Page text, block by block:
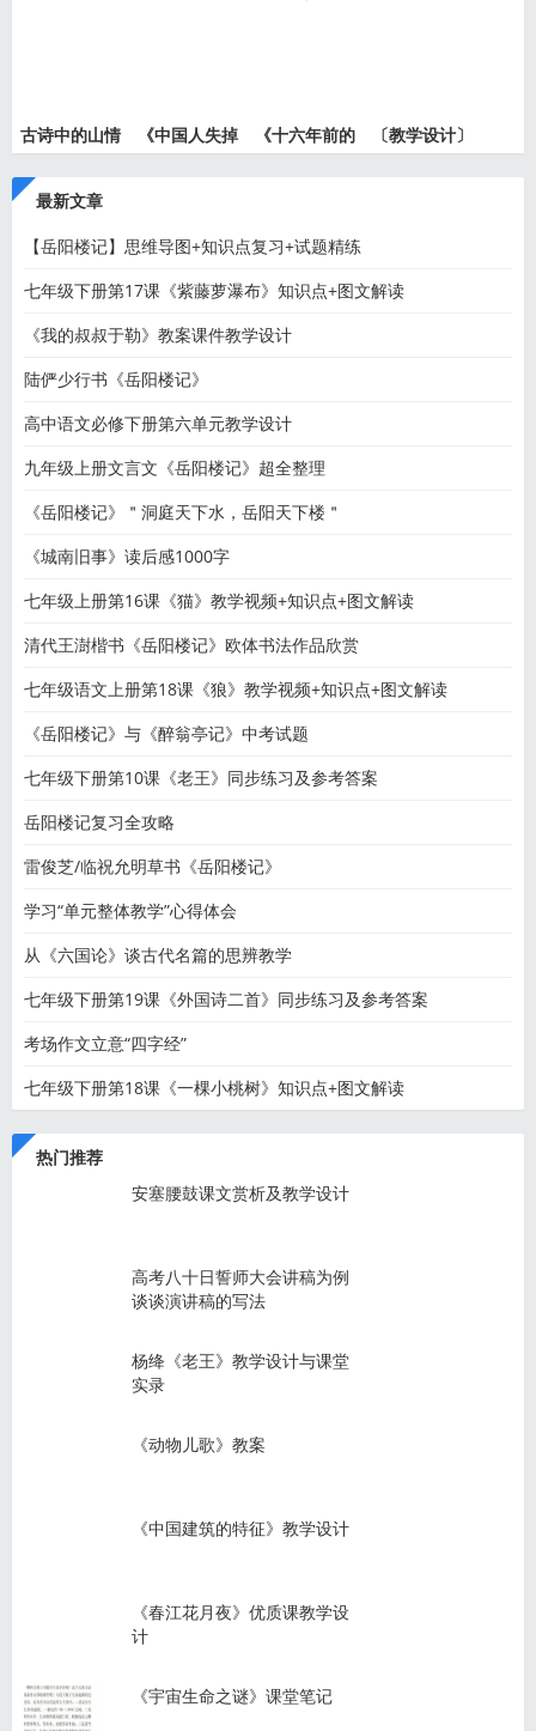
古诗中的山情
《中国人失掉
《十六年前的
〔教学设计〕
最新文章
【岳阳楼记】思维导图+知识点复习+试题精练
七年级下册第17课《紫藤萝瀑布》知识点+图文解读
《我的叔叔于勒》教案课件教学设计
陆俨少行书《岳阳楼记》
高中语文必修下册第六单元教学设计
九年级上册文言文《岳阳楼记》超全整理
《岳阳楼记》＂洞庭天下水，岳阳天下楼＂
《城南旧事》读后感1000字
七年级上册第16课《猫》教学视频+知识点+图文解读
清代王澍楷书《岳阳楼记》欧体书法作品欣赏
七年级语文上册第18课《狼》教学视频+知识点+图文解读
《岳阳楼记》与《醉翁亭记》中考试题
七年级下册第10课《老王》同步练习及参考答案
岳阳楼记复习全攻略
雷俊芝/临祝允明草书《岳阳楼记》
学习“单元整体教学”心得体会
从《六国论》谈古代名篇的思辨教学
七年级下册第19课《外国诗二首》同步练习及参考答案
考场作文立意“四字经”
七年级下册第18课《一棵小桃树》知识点+图文解读
热门推荐
安塞腰鼓课文赏析及教学设计
高考八十日誓师大会讲稿为例
谈谈演讲稿的写法
杨绛《老王》教学设计与课堂
实录
《动物儿歌》教案
《中国建筑的特征》教学设计
《春江花月夜》优质课教学设
计
《宇宙生命之谜》课堂笔记